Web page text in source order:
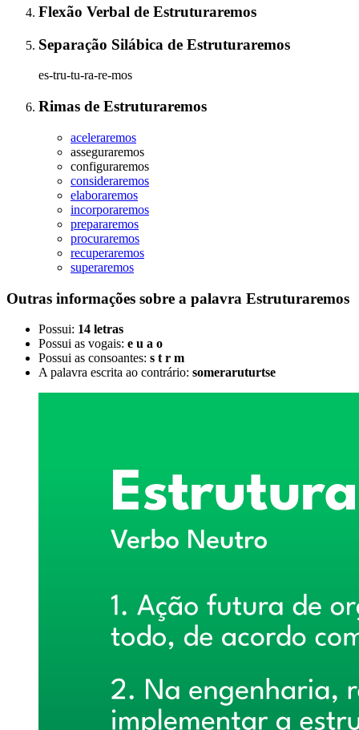
Flexão Verbal de Estruturaremos
Separação Silábica de Estruturaremos
es-tru-tu-ra-re-mos
Rimas de Estruturaremos
aceleraremos
asseguraremos
configuraremos
consideraremos
elaboraremos
incorporaremos
prepararemos
procuraremos
recuperaremos
superaremos
Outras informações sobre a palavra Estruturaremos
Possui: 14 letras
Possui as vogais: e u a o
Possui as consoantes: s t r m
A palavra escrita ao contrário: someraruturtse